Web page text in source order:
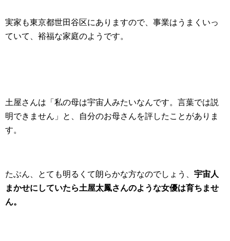
実家も東京都世田谷区にありますので、事業はうまくいっ
ていて、裕福な家庭のようです。
土屋さんは「私の母は宇宙人みたいなんです。言葉では説
明できません」と、自分のお母さんを評したことがありま
す。
たぶん、とても明るくて朗らかな方なのでしょう、 宇宙人
まかせにしていたら土屋太鳳さんのような女優は育ちませ
ん。